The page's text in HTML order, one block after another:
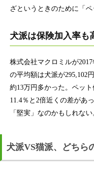
ざというときのために「
犬派は保険加入率も
株式会社マクロミルが
の平均額は犬派が295,102
約13万円多かった。ペッ
11.4％と2倍近くの差があ
「堅実」なのかもしれない
犬派VS猫派、どちら